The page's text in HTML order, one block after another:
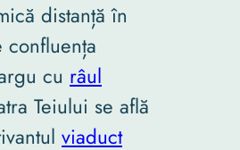
distanță în
confluența
cu râul
Teiului se află
viaduct